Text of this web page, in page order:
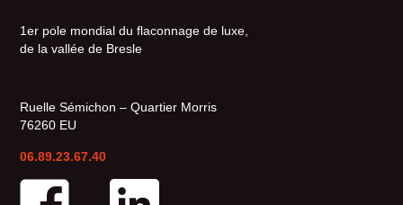
1er pole mondial du flaconnage de luxe,
de la vallée de Bresle
Ruelle Sémichon – Quartier Morris
76260 EU
06.89.23.67.40